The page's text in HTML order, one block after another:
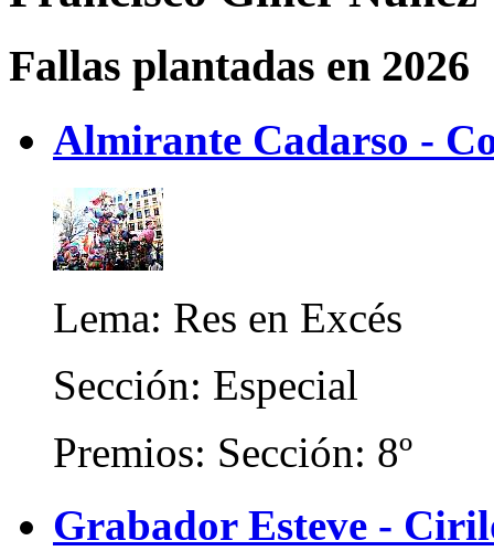
Fallas plantadas en 2026
Almirante Cadarso -
Lema: Res en Excés
Sección: Especial
Premios: Sección: 8º
Grabador Esteve -